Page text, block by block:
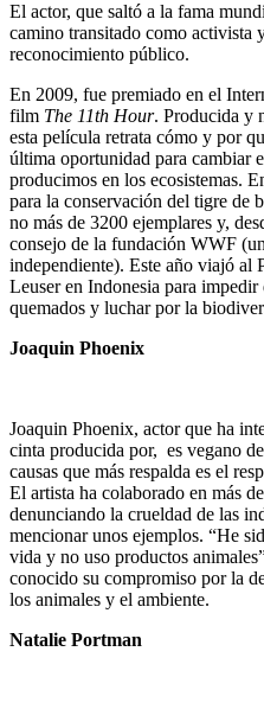
El actor, que saltó a la fama
camino transitado como activista
reconocimiento público.
En 2009, fue premiado en el
film The 11th Hour. Producida y
esta película retrata cómo y por
última oportunidad para cambiar
producimos en los ecosistemas.
para la conservación del tigre de
no más de 3200 ejemplares y,
consejo de la fundación WWF
independiente). Este año viajó al
Leuser en Indonesia para impedir
quemados y luchar por la
Joaquin Phoenix
Joaquin Phoenix, actor que ha
cinta producida por, es vegano
causas que más respalda es el
El artista ha colaborado en más
denunciando la crueldad de las
mencionar unos ejemplos. “He
vida y no uso productos
conocido su compromiso por la
los animales y el ambiente.
Natalie Portman